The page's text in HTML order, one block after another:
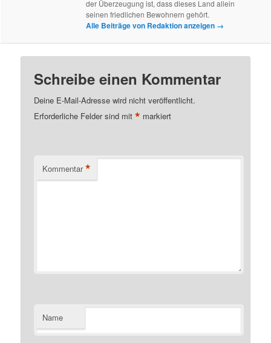
der Überzeugung ist, dass dieses Land allein
seinen friedlichen Bewohnern gehört.
Alle Beiträge von Redaktion anzeigen →
Schreibe einen Kommentar
Deine E-Mail-Adresse wird nicht veröffentlicht.
Erforderliche Felder sind mit* markiert
Kommentar *
Name